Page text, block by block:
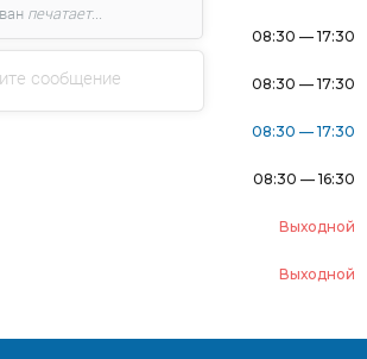
08:30 — 17:30
08:30 — 17:30
08:30 — 17:30
08:30 — 16:30
Выходной
Выходной
сообщение
печатает...